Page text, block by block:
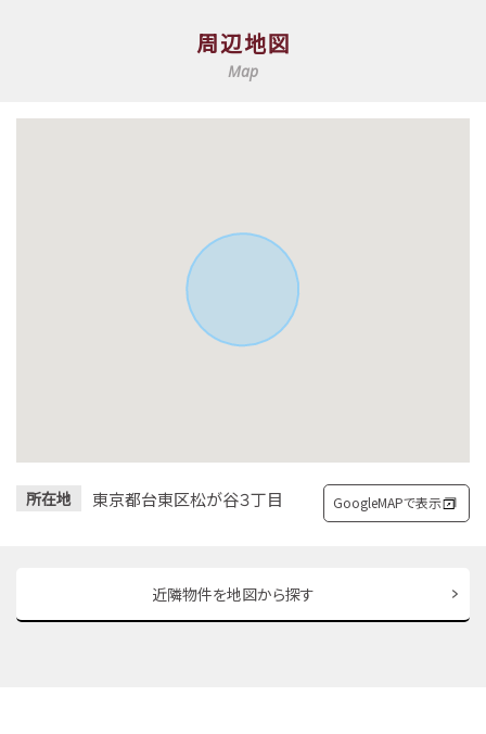
周辺地図
Map
所在地 東京都台東区松が谷３丁目 GoogleMAPで表示
近隣物件を地図から探す